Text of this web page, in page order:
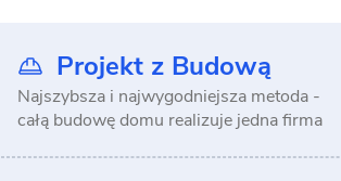
Projekt z Budową
Najszybsza i najwygodniejsza metoda -
całą budowę domu realizuje jedna firma